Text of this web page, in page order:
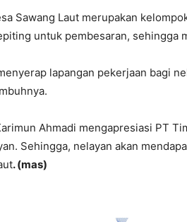
Sawang Laut merupakan
untuk pembesaran, sehingga
lapangan pekerjaan bagi
Ahmadi mengapresiasi PT
Sehingga, nelayan akan
. (mas)